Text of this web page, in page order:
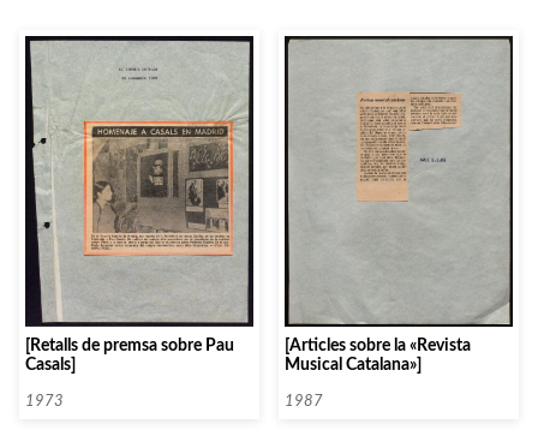
[Retalls de premsa sobre Pau
Casals]
1973
[Articles sobre la «Revista
Musical Catalana»]
1987